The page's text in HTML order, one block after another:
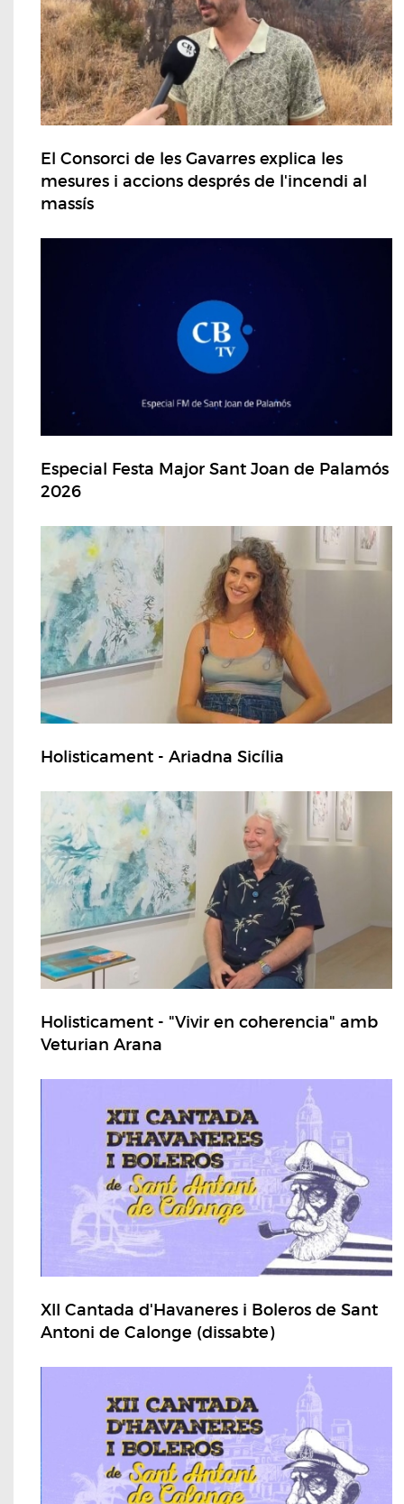
El Consorci de les Gavarres explica les
mesures i accions després de l'incendi al
massís
Especial Festa Major Sant Joan de Palamós
2026
Holisticament - Ariadna Sicília
Holisticament - "Vivir en coherencia" amb
Veturian Arana
XII Cantada d'Havaneres i Boleros de Sant
Antoni de Calonge (dissabte)